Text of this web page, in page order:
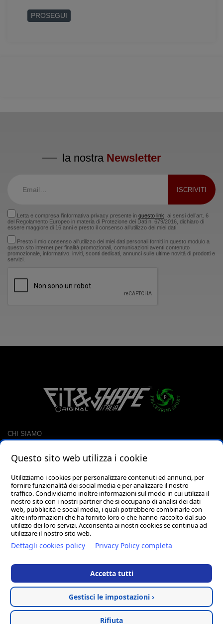
PROSEGUI
la nostra Newsletter
Letta e compresa l’informativa privacy presente in questo link , ai sensi dell’art. 6
del Regolamento Europeo in materia di Protezione dei Dati n. 679/2016, dichiaro di
essere maggiore di 16 anni e presto il consenso all’utilizzo dei miei dati.
Presto il mio consenso all'utilizzo dei miei dati personali forniti in questo modulo a
questo sito internet per finalità promozionali, comunicazioni aventi contenuto
promozionale, informativo, inviti, sconti dedicati, annunci sulle ultime novità di prodotti e
servizi.
CHI SIAMO
RACCOLTA PUNTI
LOGIN
PASSWORD DIMENTICATA?
Via dell'Artigianato, 1 62018 Porto Potenza Picena (MC) - PIVA
02045320435 - PEC pellegrini.mara@pec.it
Vendita abbigliamento
Privacy
Policy
Cookie
Termini &
Questo sito web utilizza i cookie
Utilizziamo i cookies per personalizzare contenuti ed annunci, per
fornire funzionalità dei social media e per analizzare il nostro
traffico. Condividiamo inoltre informazioni sul modo in cui utilizza il
nostro sito con i nostri partner che si occupano di analisi dei dati
web, pubblicità e social media, i quali potrebbero combinarle con
altre informazioni che ha fornito loro o che hanno raccolto dal suo
utilizzo dei loro servizi. Acconsenta ai nostri cookies se continua ad
utilizzare il nostro sito web.
Dettagli cookies policy Privacy Policy completa
Accetta tutti
Gestisci le impostazioni ›
Rifiuta